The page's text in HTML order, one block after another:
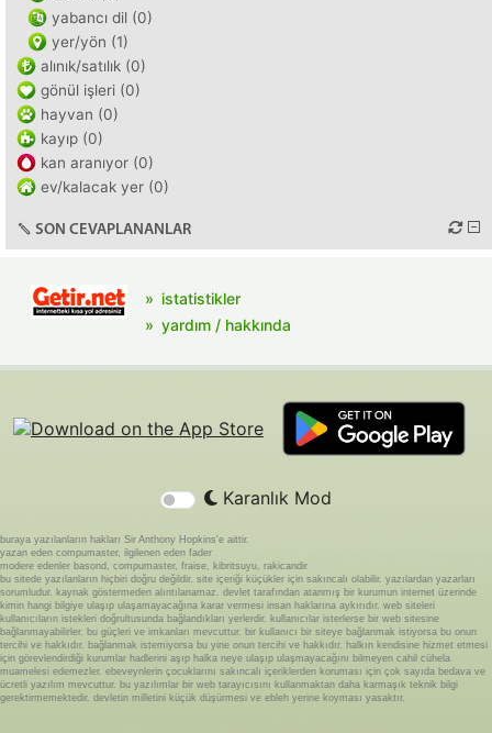
yabancı dil (0)
yer/yön (1)
alınık/satılık (0)
gönül işleri (0)
hayvan (0)
kayıp (0)
kan aranıyor (0)
ev/kalacak yer (0)
SON CEVAPLANANLAR
istatistikler
yardım / hakkında
Karanlık Mod
buraya yazılanların hakları Sir Anthony Hopkins'e aittir.
yazan eden compumaster, ilgilenen eden fader
modere edenler basond, compumaster, fraise, kibritsuyu, rakicandir
bu sitede yazılanların hiçbiri doğru değildir. site içeriği küçükler için sakıncalı olabilir. yazılardan yazarları
sorumludur. kaynak göstermeden alıntılanamaz. devlet tarafından atanmış bir kurumun internet üzerinde
kimin hangi bilgiye ulaşıp ulaşamayacağına karar vermesi insan haklarına aykırıdır. web siteleri
kullanıcıların istekleri doğrultusunda bağlandıkları yerlerdir. kullanıcılar isterlerse bir web sitesine
bağlanmayabilirler. bu güçleri ve imkanları mevcuttur. bir kullanıcı bir siteye bağlanmak istiyorsa bu onun
tercihi ve hakkıdır. bağlanmak istemiyorsa bu yine onun tercihi ve hakkıdır. halkın kendisine hizmet etmesi
için görevlendirdiği kurumlar hadlerini aşıp halka neye ulaşıp ulaşmayacağını bilmeyen cahil cühela
muamelesi edemezler. ebeveynlerin çocuklarını sakıncalı içeriklerden koruması için çok sayıda bedava ve
ücretli yazılım mevcuttur. bu yazılımlar bir web tarayıcısını kullanmaktan daha karmaşık teknik bilgi
gerektirmemektedir. devletin milletini küçük düşürmesi ve ebleh yerine koyması yasaktır.